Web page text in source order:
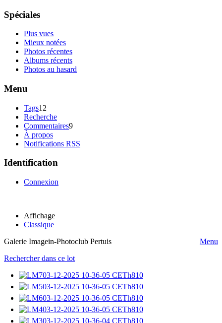
Spéciales
Plus vues
Mieux notées
Photos récentes
Albums récents
Photos au hasard
Menu
Tags12
Recherche
Commentaires9
À propos
Notifications RSS
Identification
Connexion
Affichage
Classique
Galerie Imagein-Photoclub Pertuis
Menu
Rechercher dans ce lot